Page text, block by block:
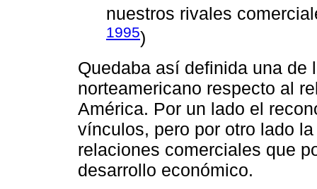
nuestros rivales
1995)
Quedaba así definida una de
norteamericano respecto al
América. Por un lado el
vínculos, pero por otro lado
relaciones comerciales que
desarrollo económico.